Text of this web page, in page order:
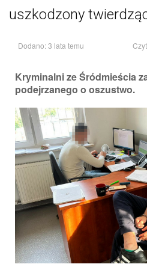
uszkodzony
Dodano: 3 lata temu
Kryminalni ze Śródmieścia
podejrzanego o oszustwo.